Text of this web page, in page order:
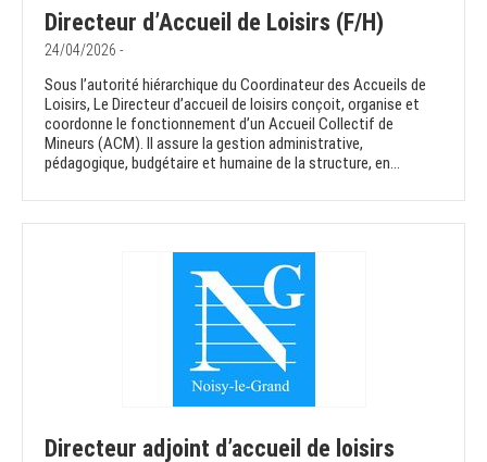
Directeur d’Accueil de Loisirs (F/H)
24/04/2026 -
Sous l’autorité hiérarchique du Coordinateur des Accueils de
Loisirs, Le Directeur d’accueil de loisirs conçoit, organise et
coordonne le fonctionnement d’un Accueil Collectif de
Mineurs (ACM). Il assure la gestion administrative,
pédagogique, budgétaire et humaine de la structure, en...
Directeur adjoint d’accueil de loisirs